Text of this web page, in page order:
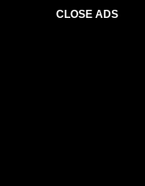
CLOSE ADS